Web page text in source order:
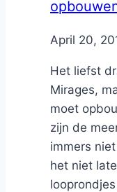
ByNicole
April 20,
Het liefst
Mirages,
moet
zijn de
immers
het niet